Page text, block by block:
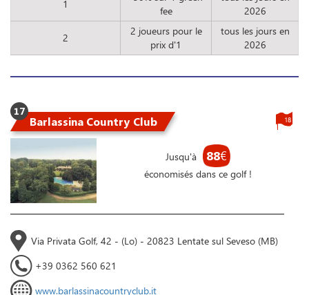
1
fee
2026
2
2 joueurs pour le
prix d'1
tous les jours en
2026
17
Barlassina Country Club
Jusqu'à 88€
économisés dans ce golf !
18
Via Privata Golf, 42 - (Lo) - 20823 Lentate sul Seveso (MB)
+39 0362 560 621
www.barlassinacountryclub.it